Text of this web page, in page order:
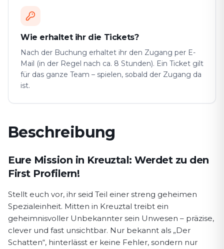
Wie erhaltet ihr die Tickets?
Nach der Buchung erhaltet ihr den Zugang per E-
Mail (in der Regel nach ca. 8 Stunden). Ein Ticket gilt
für das ganze Team – spielen, sobald der Zugang da
ist.
Beschreibung
Spielbeschreibung First Profiler
Eure Mission in Kreuztal: Werdet zu den
First Profilern!
Stellt euch vor, ihr seid Teil einer streng geheimen
Spezialeinheit. Mitten in Kreuztal treibt ein
geheimnisvoller Unbekannter sein Unwesen – präzise,
clever und fast unsichtbar. Nur bekannt als „Der
Schatten“, hinterlässt er keine Fehler, sondern nur